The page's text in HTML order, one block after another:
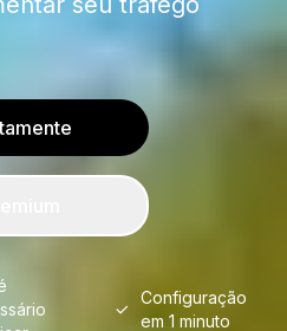
Configuração
em 1 minuto